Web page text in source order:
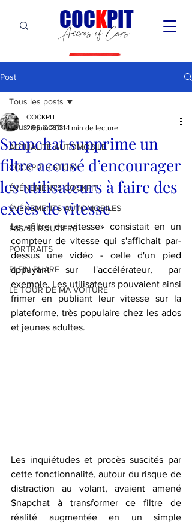
Accros of Cars
COCKPIT
Post
Tous les posts
ACTUALITÉ AUTOMOBILE
COCKPIT HiSTORY
ÉVÉNEMENTS COCKPIT
ÉVÉNEMENTS AUTOMOBILES
ESSAIS ROUTIERS
PORTRAITS
PLEIN PHARE
LE TOUR DE MA VOITURE
Tous les posts
Snapchat supprime un
filtre accusé d’encourager
les utilisateurs à faire des
excès de vitesse
COCKPIT
20 juin 2021 1 min de lecture
Le «filtre de vitesse» consistait en un
compteur de vitesse qui s'affichait par-
dessus une vidéo - celle d'un pied
appuyant sur l'accélérateur, par
exemple. Les utilisateurs pouvaient ainsi
frimer en publiant leur vitesse sur la
plateforme, très populaire chez les ados
et jeunes adultes.
Les inquiétudes et procès suscités par
cette fonctionnalité, autour du risque de
distraction au volant, avaient amené
Snapchat à transformer ce filtre de
réalité augmentée en un simple